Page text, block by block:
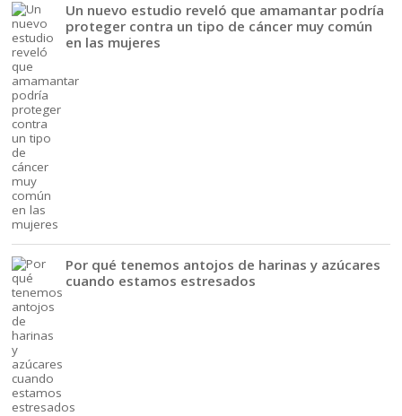
Un nuevo estudio reveló que amamantar podría
proteger contra un tipo de cáncer muy común
en las mujeres
Por qué tenemos antojos de harinas y azúcares
cuando estamos estresados